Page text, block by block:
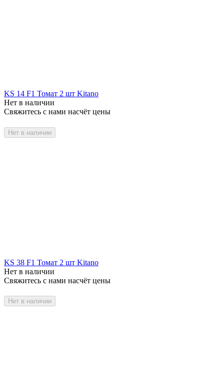
KS 14 F1 Томат 2 шт Kitano
Нет в наличии
Свяжитесь с нами насчёт цены
Нет в наличии
KS 38 F1 Томат 2 шт Kitano
Нет в наличии
Свяжитесь с нами насчёт цены
Нет в наличии